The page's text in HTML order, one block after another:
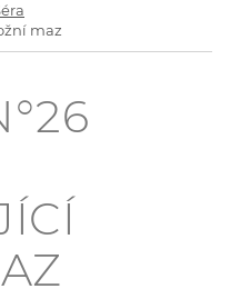
maz